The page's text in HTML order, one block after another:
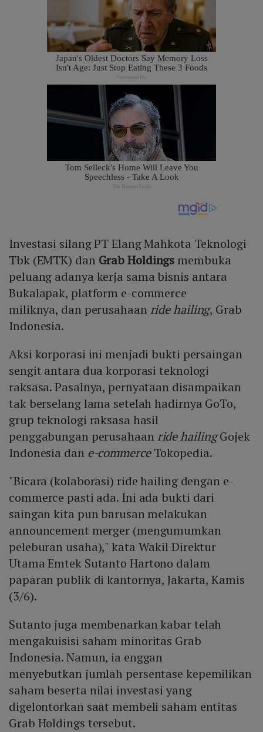
Investasi silang PT Elang Mahkota Teknologi
Tbk (EMTK) dan Grab Holdings membuka
peluang adanya kerja sama bisnis antara
Bukalapak, platform e-commerce
miliknya, dan perusahaan ride hailing, Grab
Indonesia.
Aksi korporasi ini menjadi bukti persaingan
sengit antara dua korporasi teknologi
raksasa. Pasalnya, pernyataan disampaikan
tak berselang lama setelah hadirnya GoTo,
grup teknologi raksasa hasil
penggabungan perusahaan ride hailingGojek
Indonesia dan e-commerceTokopedia.
"Bicara (kolaborasi) ride hailing dengan e-
commerce pasti ada. Ini ada bukti dari
saingan kita pun barusan melakukan
announcement merger (mengumumkan
peleburan usaha)," kata Wakil Direktur
Utama Emtek Sutanto Hartono dalam
paparan publik di kantornya, Jakarta, Kamis
(3/6).
Sutanto juga membenarkan kabar telah
mengakuisisi saham minoritas Grab
Indonesia. Namun, ia enggan
menyebutkan jumlah persentase kepemilikan
saham beserta nilai investasi yang
digelontorkan saat membeli saham entitas
Grab Holdings tersebut.